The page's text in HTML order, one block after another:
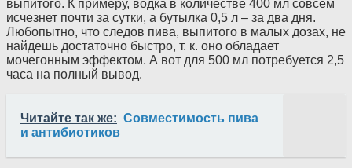
выпитого. К примеру, водка в количестве 400 мл совсем
исчезнет почти за сутки, а бутылка 0,5 л – за два дня.
Любопытно, что следов пива, выпитого в малых дозах, не
найдешь достаточно быстро, т. к. оно обладает
мочегонным эффектом. А вот для 500 мл потребуется 2,5
часа на полный вывод.
Читайте так же: Совместимость пива
и антибиотиков